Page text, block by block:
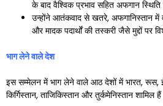
के बाद वैश्विक प्रभाव सहित अफगान स्थिति
उन्होंने आतंकवाद से खतरे, अफगानिस्तान में
और मादक पदार्थों की तस्करी जैसे मुद्दों पर
भाग लेने वाले देश
इस सम्मेलन में भाग लेने वाले आठ देशों में भारत, रूस,
किर्गिस्तान, ताजिकिस्तान और तुर्कमेनिस्तान शामिल